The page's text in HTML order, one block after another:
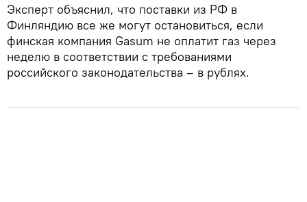
Эксперт объяснил, что поставки из РФ в
Финляндию все же могут остановиться, если
финская компания Gasum не оплатит газ через
неделю в соответствии с требованиями
российского законодательства – в рублях.